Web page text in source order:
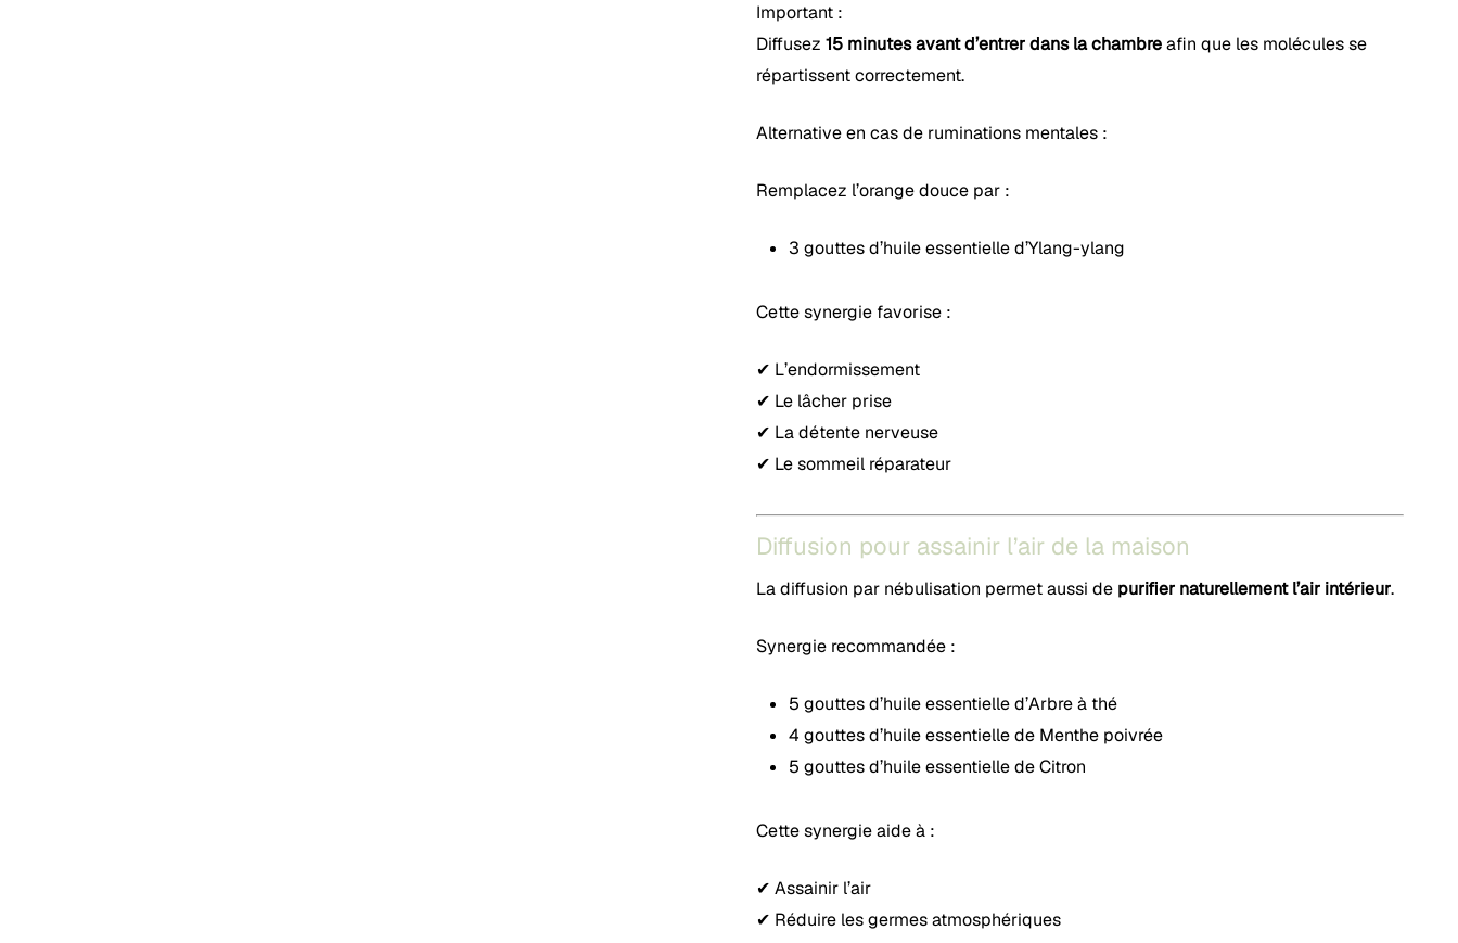
Important :
Diffusez 15 minutes avant d’entrer dans la chambreafin que les molécules se
répartissent correctement.
Alternative en cas de ruminations mentales :
Remplacez l’orange douce par :
3 gouttes d’huile essentielle d’Ylang-ylang
Cette synergie favorise :
✔ L’endormissement
✔ Le lâcher prise
✔ La détente nerveuse
✔ Le sommeil réparateur
Diffusion pour assainir l’air de la maison
La diffusion par nébulisation permet aussi de purifier naturellement l’air intérieur.
Synergie recommandée :
5 gouttes d’huile essentielle d’Arbre à thé
4 gouttes d’huile essentielle de Menthe poivrée
5 gouttes d’huile essentielle de Citron
Cette synergie aide à :
✔ Assainir l’air
✔ Réduire les germes atmosphériques